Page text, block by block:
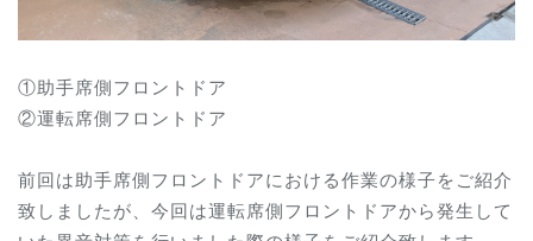
①助手席側フロントドア
②運転席側フロントドア
前回は助手席側フロントドアにおける作業の様子をご紹介
致しましたが、今回は運転席側フロントドアから発生して